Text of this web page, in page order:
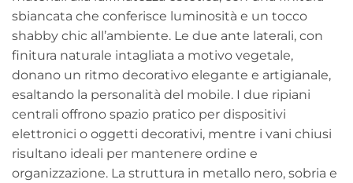
sbiancata che conferisce luminosità e un tocco
shabby chic all’ambiente. Le due ante laterali, con
finitura naturale intagliata a motivo vegetale,
donano un ritmo decorativo elegante e artigianale,
esaltando la personalità del mobile. I due ripiani
centrali offrono spazio pratico per dispositivi
elettronici o oggetti decorativi, mentre i vani chiusi
risultano ideali per mantenere ordine e
organizzazione. La struttura in metallo nero, sobria e